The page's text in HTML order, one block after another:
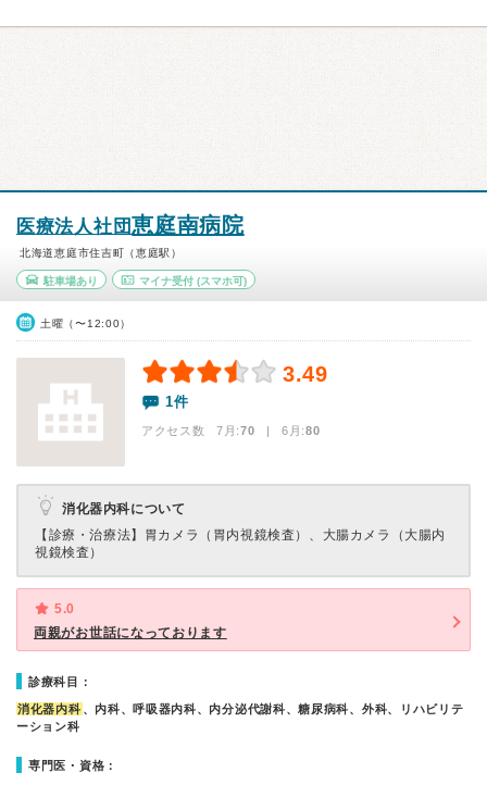
医療法人社団恵庭南病院
北海道恵庭市住吉町（恵庭駅）
駐車場あり マイナ受付(スマホ可)
土曜（〜12:00）
3.49
1件
アクセス数 7月:70 | 6月:80
消化器内科について
【診療・治療法】 胃カメラ（胃内視鏡検査）、大腸カメラ（大腸内
視鏡検査）
5.0
両親がお世話になっております
診療科目：
消化器内科 、内科、呼吸器内科、内分泌代謝科、糖尿病科、外科、リハビリテ
ーション科
専門医・資格：